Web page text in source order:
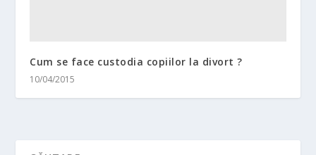
Cum se face custodia copiilor la divort ?
10/04/2015